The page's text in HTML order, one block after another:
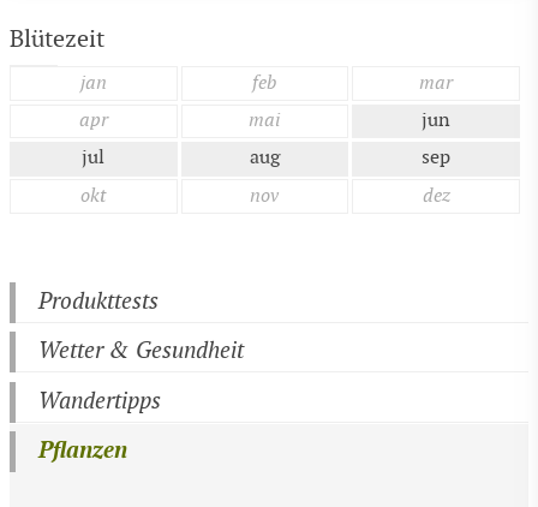
Blütezeit
jan feb
mar
apr
mai
jun
jul
aug
sep
okt
nov dez
Produkttests
Wetter & Gesundheit
Wandertipps
Pflanzen